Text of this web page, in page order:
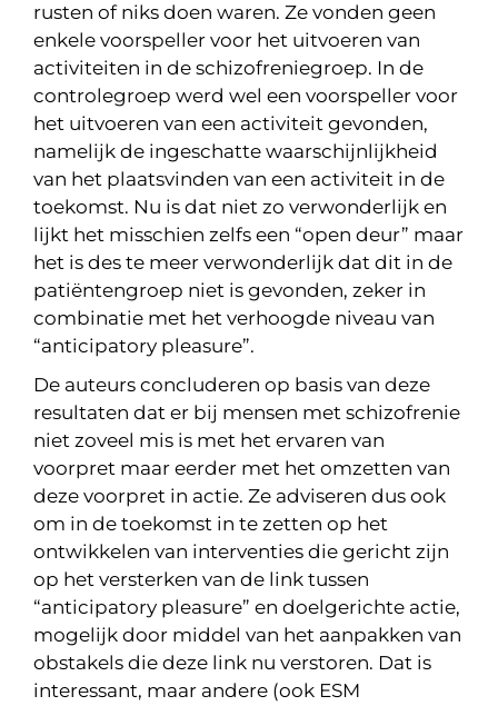
rusten of niks doen waren. Ze vonden geen
enkele voorspeller voor het uitvoeren van
activiteiten in de schizofreniegroep. In de
controlegroep werd wel een voorspeller voor
het uitvoeren van een activiteit gevonden,
namelijk de ingeschatte waarschijnlijkheid
van het plaatsvinden van een activiteit in de
toekomst. Nu is dat niet zo verwonderlijk en
lijkt het misschien zelfs een “open deur” maar
het is des te meer verwonderlijk dat dit in de
patiëntengroep niet is gevonden, zeker in
combinatie met het verhoogde niveau van
“anticipatory pleasure”.
De auteurs concluderen op basis van deze
resultaten dat er bij mensen met schizofrenie
niet zoveel mis is met het ervaren van
voorpret maar eerder met het omzetten van
deze voorpret in actie. Ze adviseren dus ook
om in de toekomst in te zetten op het
ontwikkelen van interventies die gericht zijn
op het versterken van de link tussen
“anticipatory pleasure” en doelgerichte actie,
mogelijk door middel van het aanpakken van
obstakels die deze link nu verstoren. Dat is
interessant, maar andere (ook ESM